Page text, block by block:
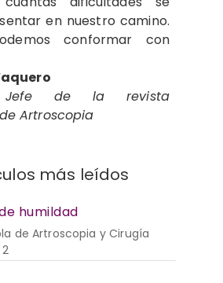
en nues­tro camino.
confor­mar con
Jefe de la revista
Artroscopia
más leídos
humildad
de Artroscopia y Cirugía